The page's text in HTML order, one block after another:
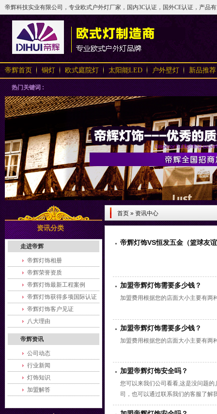
帝辉科技实业有限公司，专业欧式户外灯厂家，国内3C认证，国外CE认证，产
帝辉首页 铜灯 欧式庭院灯 太阳能LED 户外壁灯 新品推荐
热门关键词 :
资讯分类
走进帝辉
帝辉灯饰相册
帝辉荣誉资质
帝辉灯饰最新工程案例
帝辉灯饰获得多项国际认证
帝辉灯饰客户见证
八大理由
帝辉资讯
公司动态
行业新闻
灯饰知识
加盟解答
首页 » 资讯中心
帝辉灯饰VS恒发五金（篮球友
加盟帝辉灯饰需要多少钱？
加盟费用根据您的店面大小主要有两
加盟帝辉灯饰需要多少钱？
加盟费用根据您的店面大小主要有两
加盟帝辉灯饰安全吗？
您可以来我们公司看看,这是没问题
司，也可以通过联系我们的客服了解